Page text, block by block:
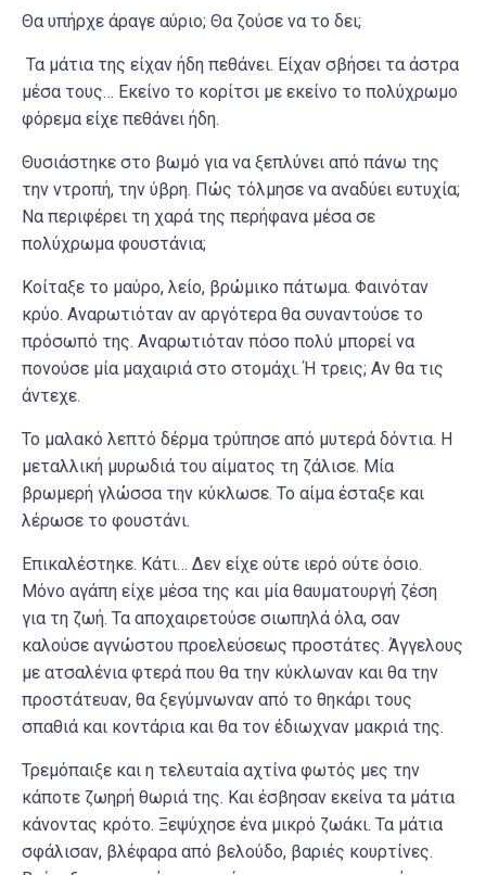
Θα υπήρχε άραγε αύριο; Θα ζούσε να το δει;
Τα μάτια της είχαν ήδη πεθάνει. Είχαν σβήσει τα άστρα
μέσα τους… Εκείνο το κορίτσι με εκείνο το πολύχρωμο
φόρεμα είχε πεθάνει ήδη.
Θυσιάστηκε στο βωμό για να ξεπλύνει από πάνω της
την ντροπή, την ύβρη. Πώς τόλμησε να αναδύει ευτυχία;
Να περιφέρει τη χαρά της περήφανα μέσα σε
πολύχρωμα φουστάνια;
Κοίταξε το μαύρο, λείο, βρώμικο πάτωμα. Φαινόταν
κρύο. Αναρωτιόταν αν αργότερα θα συναντούσε το
πρόσωπό της. Αναρωτιόταν πόσο πολύ μπορεί να
πονούσε μία μαχαιριά στο στομάχι. Ή τρεις; Αν θα τις
άντεχε.
Το μαλακό λεπτό δέρμα τρύπησε από μυτερά δόντια. Η
μεταλλική μυρωδιά του αίματος τη ζάλισε. Μία
βρωμερή γλώσσα την κύκλωσε. Το αίμα έσταξε και
λέρωσε το φουστάνι.
Επικαλέστηκε. Κάτι… Δεν είχε ούτε ιερό ούτε όσιο.
Μόνο αγάπη είχε μέσα της και μία θαυματουργή ζέση
για τη ζωή. Τα αποχαιρετούσε σιωπηλά όλα, σαν
καλούσε αγνώστου προελεύσεως προστάτες. Άγγελους
με ατσαλένια φτερά που θα την κύκλωναν και θα την
προστάτευαν, θα ξεγύμνωναν από το θηκάρι τους
σπαθιά και κοντάρια και θα τον έδιωχναν μακριά της.
Τρεμόπαιξε και η τελευταία αχτίνα φωτός μες την
κάποτε ζωηρή θωριά της. Και έσβησαν εκείνα τα μάτια
κάνοντας κρότο. Ξεψύχησε ένα μικρό ζωάκι. Τα μάτια
σφάλισαν, βλέφαρα από βελούδο, βαριές κουρτίνες.